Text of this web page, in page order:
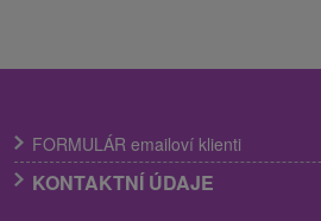
FORMULÁR emailoví klienti
KONTAKTNÍ ÚDAJE